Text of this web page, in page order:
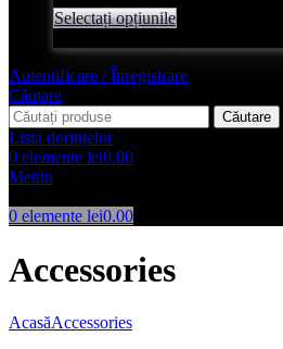
Selectați opțiunile
Autentificare / Înregistrare
Căutare
Căutare
Lista dorințelor
0 elemente lei0.00
Meniu
0 elemente lei0.00
Accessories
AcasăAccessories